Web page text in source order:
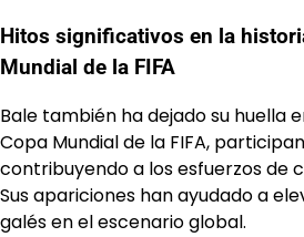
Hitos significativos en la
Mundial de la FIFA
Bale también ha dejado su huella
Copa Mundial de la FIFA,
contribuyendo a los esfuerzos de
Sus apariciones han ayudado a
galés en el escenario global.